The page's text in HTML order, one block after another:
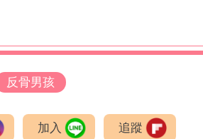
反骨男孩
加入 追蹤